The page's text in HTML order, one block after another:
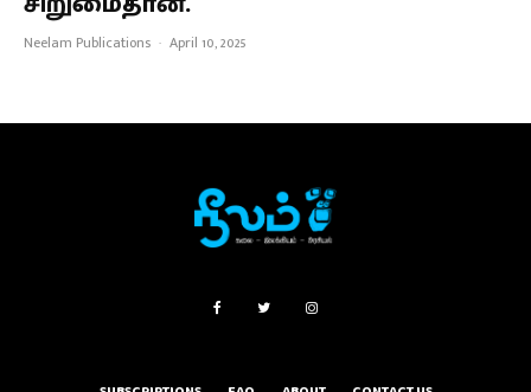
Neelam Publications · April 10, 2025